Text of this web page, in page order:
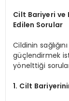
Cilt Bariyeri ve
Edilen Sorular
Cildinin
güçlendirmek
yönelttiği
1. Cilt